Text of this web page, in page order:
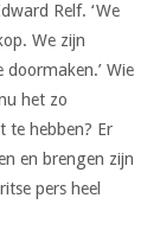
Relf. ‘We
We zijn
Wie
het zo
te hebben? Er
en brengen zijn
pers heel